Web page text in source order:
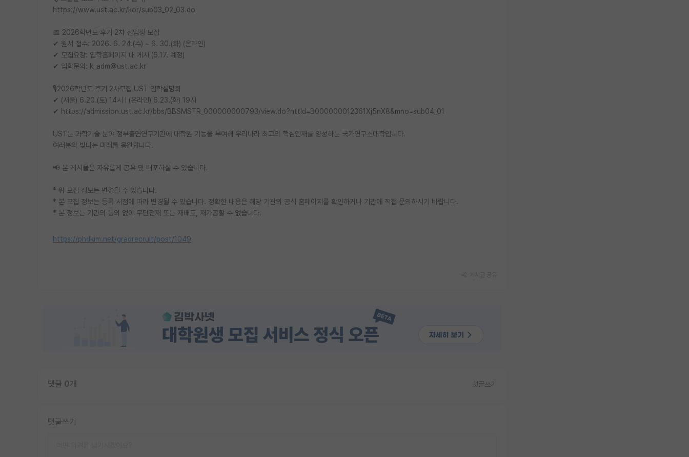
https://www.ust.ac.kr/kor/sub03_02_03.do
📅 2026학년도 후기 2차 신입생 모집
✔ 원서 접수: 2026. 6. 24.(수) ~ 6. 30.(화) (온라인)
✔ 모집요강: 입학홈페이지 내 게시 (6.17. 예정)
✔ 입학문의: k_adm@ust.ac.kr
🎙️2026학년도 후기 2차모집 UST 입학설명회
✔ (서울) 6.20.(토) 14시 l (온라인) 6.23.(화) 19시
✔ https://admission.ust.ac.kr/bbs/BBSMSTR_000000000793/view.do?nttId=B000000012361Xj5nX8&mno=sub04_01
UST는 과학기술 분야 정부출연연구기관에 대학원 기능을 부여해 우리나라 최고의 핵심인재를 양성하는 국가연구소대학입니다.
여러분의 빛나는 미래를 응원합니다.
📢 본 게시물은 자유롭게 공유 및 배포하실 수 있습니다.
* 위 모집 정보는 변경될 수 있습니다.
* 본 모집 정보는 등록 시점에 따라 변경될 수 있습니다. 정확한 내용은 해당 기관의 공식 홈페이지를 확인하거나 기관에 직접 문의하시기 바랍니다.
* 본 정보는 기관의 동의 없이 무단전재 또는 재배포, 재가공할 수 없습니다.
https://phdkim.net/gradrecruit/post/1049
댓글 0개 댓글쓰기
댓글쓰기